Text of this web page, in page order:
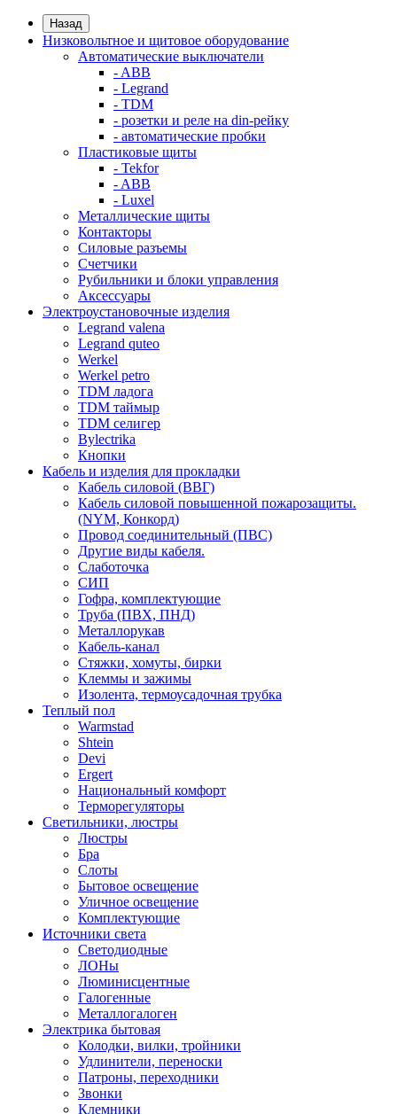
Назад
Низковольтное и щитовое оборудование
Автоматические выключатели
- ABB
- Legrand
- TDM
- розетки и реле на din-рейку
- автоматические пробки
Пластиковые щиты
- Tekfor
- ABB
- Luxel
Металлические щиты
Контакторы
Силовые разъемы
Счетчики
Рубильники и блоки управления
Аксессуары
Электроустановочные изделия
Legrand valena
Legrand quteo
Werkel
Werkel petro
TDM ладога
TDM таймыр
TDM селигер
Bylectrika
Кнопки
Кабель и изделия для прокладки
Кабель силовой (ВВГ)
Кабель силовой повышенной пожарозащиты.
(NYM, Конкорд)
Провод соединительный (ПВС)
Другие виды кабеля.
Слаботочка
СИП
Гофра, комплектующие
Труба (ПВХ, ПНД)
Металлорукав
Кабель-канал
Стяжки, хомуты, бирки
Клеммы и зажимы
Изолента, термоусадочная трубка
Теплый пол
Warmstad
Shtein
Devi
Ergert
Национальный комфорт
Терморегуляторы
Светильники, люстры
Люстры
Бра
Слоты
Бытовое освещение
Уличное освещение
Комплектующие
Источники света
Светодиодные
ЛОНы
Люминисцентные
Галогенные
Металлогалоген
Электрика бытовая
Колодки, вилки, тройники
Удлинители, переноски
Патроны, переходники
Звонки
Клемники